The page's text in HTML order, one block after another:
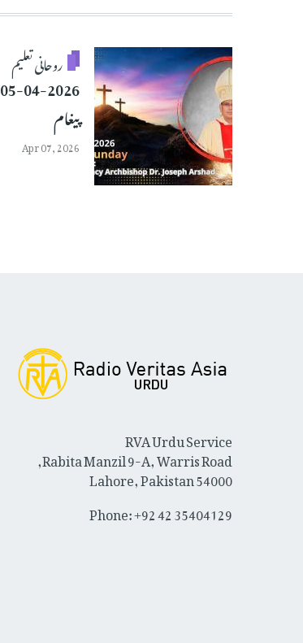
روحانی تعلیم
پیغام
Apr 07, 2026
RVA Urdu Service
Rabita Manzil 9-A, Warris Road,
Lahore, Pakistan 54000
Phone: +92 42 35404129